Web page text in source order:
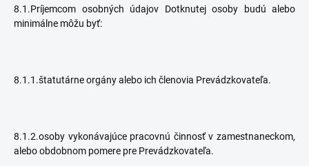
8.1.Príjemcom osobných údajov Dotknutej osoby budú alebo
minimálne môžu byť:
8.1.1.štatutárne orgány alebo ich členovia Prevádzkovateľa.
8.1.2.osoby vykonávajúce pracovnú činnosť v zamestnaneckom,
alebo obdobnom pomere pre Prevádzkovateľa.